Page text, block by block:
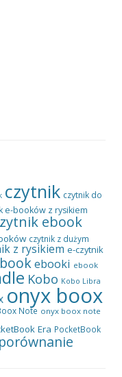
czytnik czytnik do
e-booków z rysikiem
ebook
czytnik z dużym
z rysikiem e-czytnik
ebooki ebook
Kobo Kobo Libra
onyx boox
Note onyx boox note
Era PocketBook
porównanie